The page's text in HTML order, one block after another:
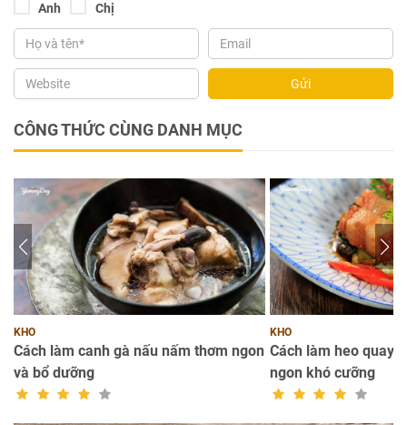
Anh Chị
Gửi
CÔNG THỨC CÙNG DANH MỤC
KHO
Cách làm canh gà nấu nấm thơm ngon
và bổ dưỡng
KHO
Cách làm heo quay
ngon khó cưỡng